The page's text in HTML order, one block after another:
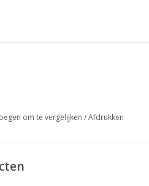
om te vergelijken /Afdrukken